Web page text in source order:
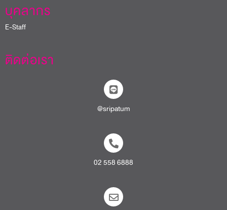
บุคลากร
E-Staff
ติดต่อเรา
@sripatum
02 558 6888